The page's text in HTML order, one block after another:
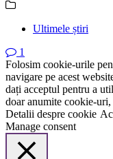
Ultimele știri
1
Folosim cookie-urile
navigare pe acest
dați acceptul pentru a
doar anumite cookie-
Detalii despre cookie
Manage consent